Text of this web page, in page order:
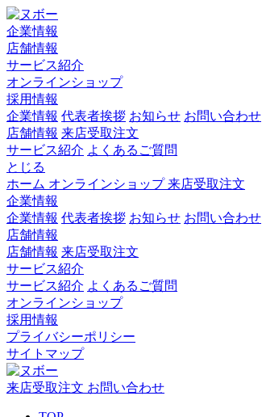
企業情報
店舗情報
サービス紹介
オンラインショップ
採用情報
企業情報 代表者挨拶 お知らせ お問い合わせ
店舗情報 来店受取注文
サービス紹介 よくあるご質問
とじる
ホーム オンラインショップ来店受取注文
企業情報
企業情報 代表者挨拶 お知らせ お問い合わせ
店舗情報
店舗情報 来店受取注文
サービス紹介
サービス紹介 よくあるご質問
オンラインショップ
採用情報
プライバシーポリシー
サイトマップ
来店受取注文 お問い合わせ